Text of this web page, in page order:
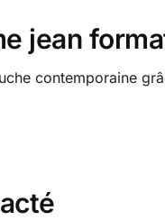
jean
contemporaine